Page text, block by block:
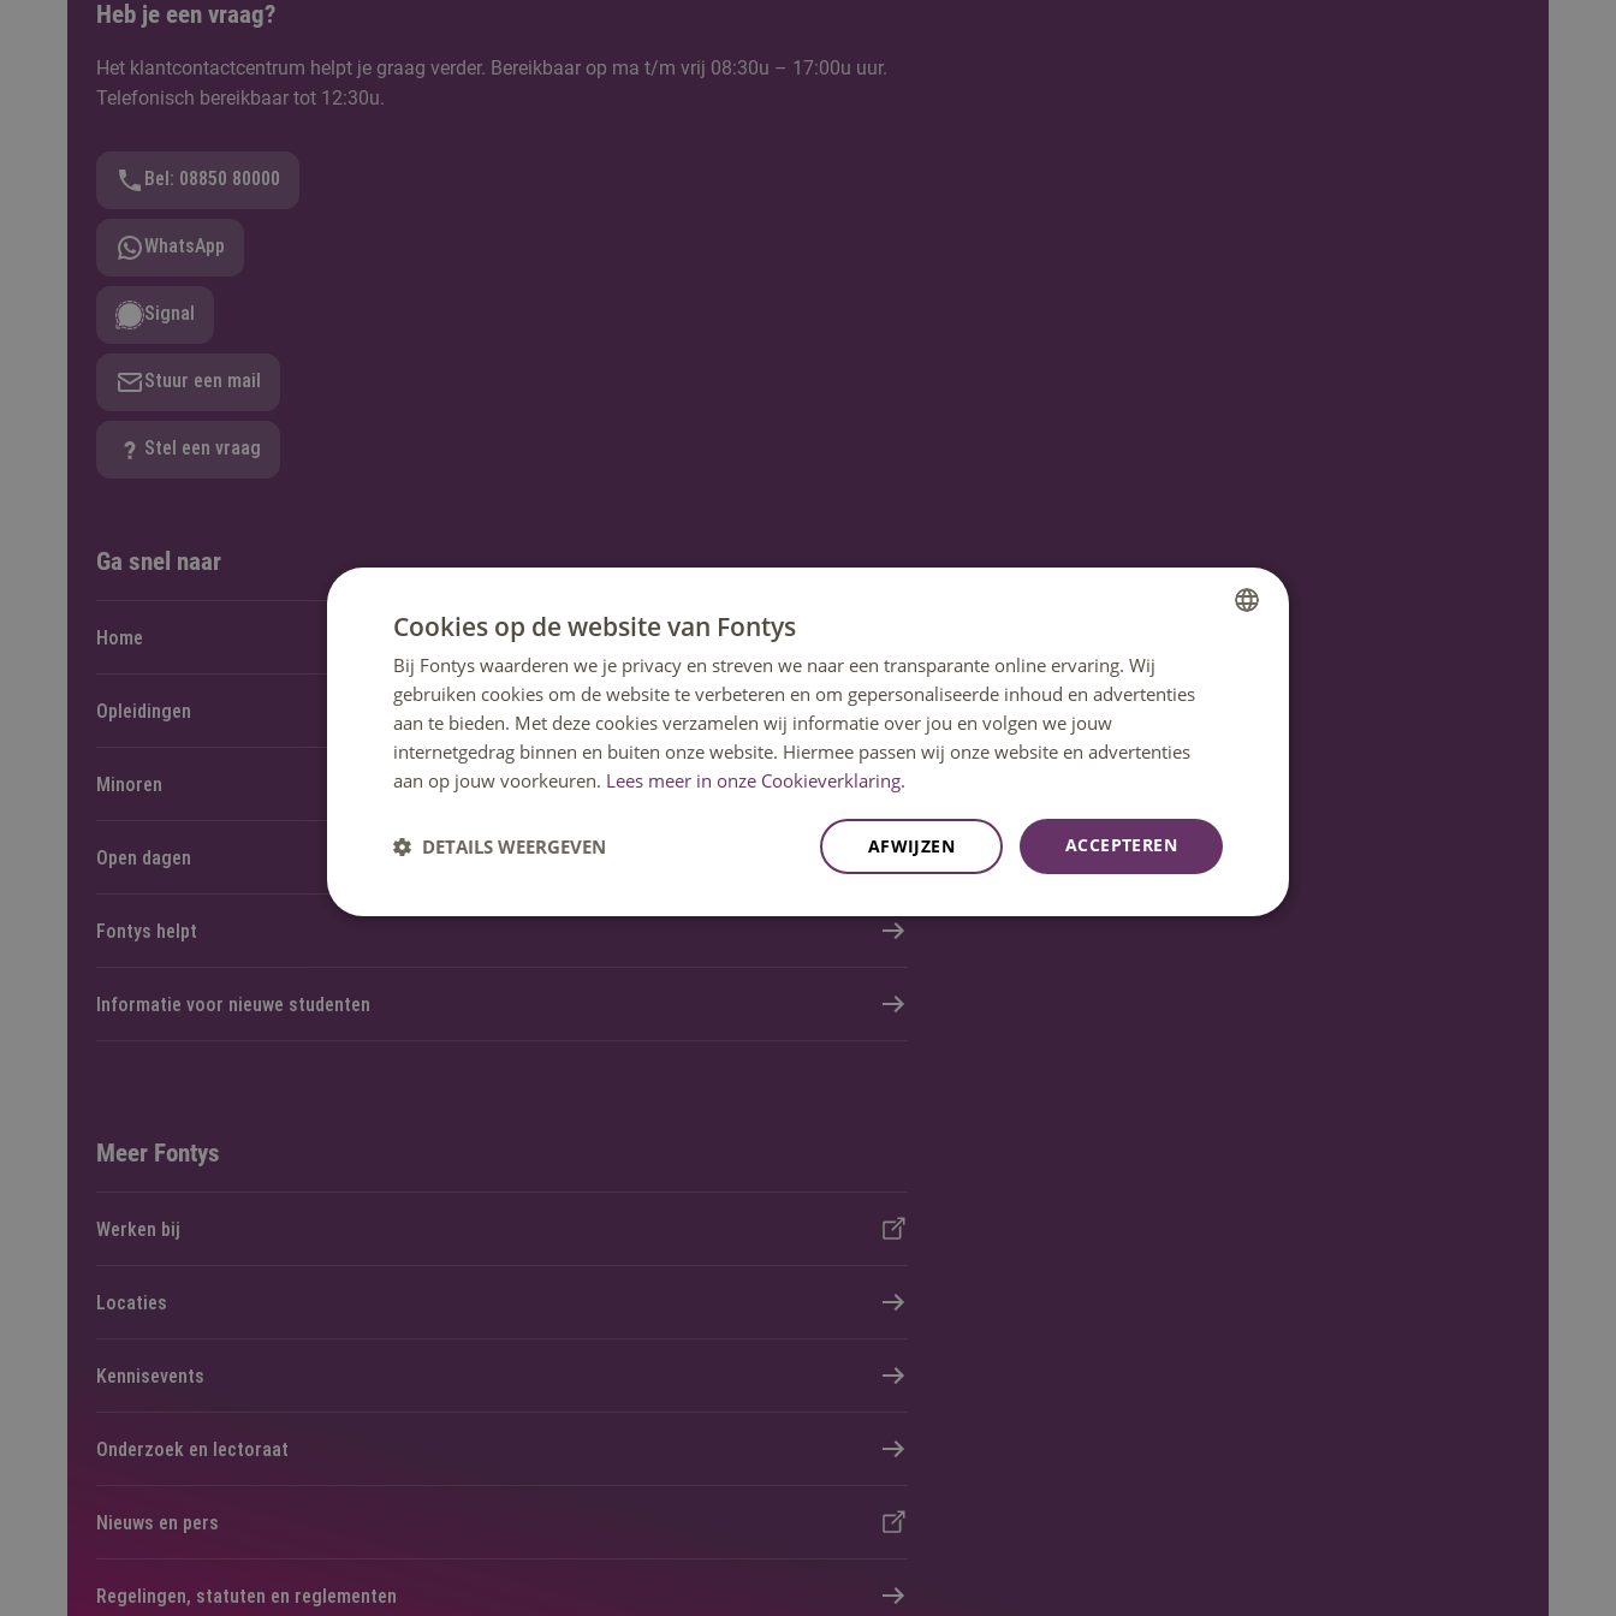
Heb je een vraag?
Het klantcontactcentrum helpt je graag verder. Bereikbaar op ma t/m vrij 08:30u – 17:00u uur.
Telefonisch bereikbaar tot 12:30u.
Bel: 08850 80000
WhatsApp
Signal
Stuur een mail
Stel een vraag
Ga snel naar
Home
Opleidingen
Minoren
Open dagen
Fontys helpt
Informatie voor nieuwe studenten
Meer Fontys
Werken bij
Locaties
Kennisevents
Onderzoek en lectoraat
Nieuws en pers
Regelingen, statuten en reglementen
ENGLISH
Cookies op de website van Fontys
Bij Fontys waarderen we je privacy en streven we naar een transparante online ervaring. Wij
gebruiken cookies om de website te verbeteren en om gepersonaliseerde inhoud en advertenties
aan te bieden. Met deze cookies verzamelen wij informatie over jou en volgen we jouw
internetgedrag binnen en buiten onze website. Hiermee passen wij onze website en advertenties
aan op jouw voorkeuren. Lees meer in onze Cookieverklaring.
ACCEPTEREN
AFWIJZEN
DETAILS WEERGEVEN